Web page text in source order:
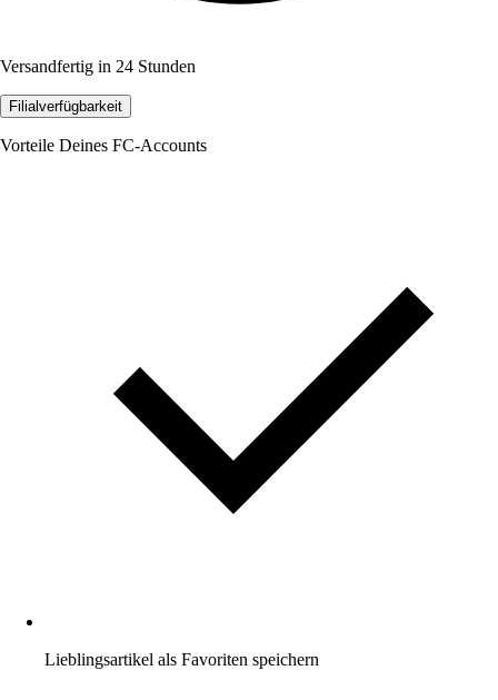
Versandfertig in 24 Stunden
Filialverfügbarkeit
Vorteile Deines FC-Accounts
Lieblingsartikel als Favoriten speichern